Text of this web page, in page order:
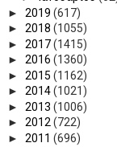
► 2019 (617)
► 2018 (1055)
► 2017(1415)
► 2016 (1360)
► 2015 (1162)
► 2014(1021)
► 2013 (1006)
► 2012(722)
► 2011 (696)